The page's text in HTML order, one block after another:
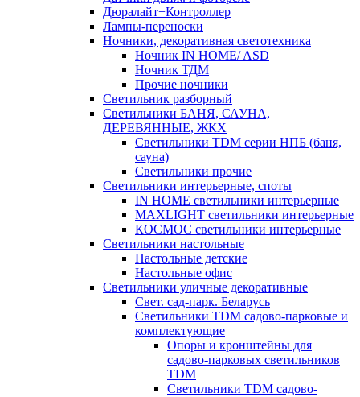
Дюралайт+Контроллер
Лампы-переноски
Ночники, декоративная светотехника
Ночник IN HOME/ ASD
Ночник ТДМ
Прочие ночники
Светильник разборный
Светильники БАНЯ, САУНА,
ДЕРЕВЯННЫЕ, ЖКХ
Светильники TDM серии НПБ (баня,
сауна)
Светильники прочие
Светильники интерьерные, споты
IN HOME светильники интерьерные
MAXLIGHT светильники интерьерные
КОСМОС светильники интерьерные
Светильники настольные
Настольные детские
Настольные офис
Светильники уличные декоративные
Свет. сад-парк. Беларусь
Светильники TDM садово-парковые и
комплектующие
Опоры и кронштейны для
садово-парковых светильников
TDM
Светильники TDM садово-